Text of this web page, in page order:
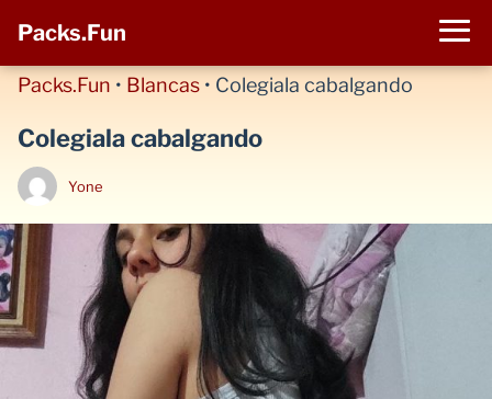
Packs.Fun
Packs.Fun • Blancas • Colegiala cabalgando
Colegiala cabalgando
Yone